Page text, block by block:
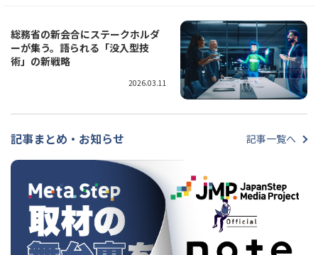
総務省の新会合にステークホルダ
ーが集う。語られる「没入型技
術」の新戦略
2026.03.11
記事まとめ・お知らせ 記事一覧へ